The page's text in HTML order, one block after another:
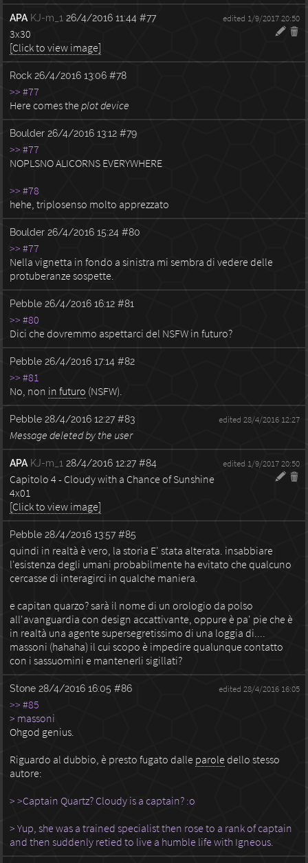
APA KJ-m_1 26/4/2016 11:44 #77 edited 1/9/2017 20:50
3x30
[Click to view image]
Rock 26/4/2016 13:06 #78
>> #77
Here comes theplot device
Boulder 26/4/2016 13:12 #79
>> #77
NOPLSNO ALICORNS EVERYWHERE
>> #78
hehe, triplosenso molto apprezzato
Boulder 26/4/2016 15:24 #80
>> #77
Nella vignetta in fondo a sinistra mi sembra di vedere delle
protuberanze sospette.
Pebble 26/4/2016 16:12 #81
>> #80
Dici che dovremmo aspettarci del NSFW in futuro?
Pebble 26/4/2016 17:14 #82
>> #81
No, non in futuro (NSFW).
Pebble 28/4/2016 12:27 #83 edited 28/4/2016 12:27
Message deleted by the user
APA KJ-m_1 28/4/2016 12:27 #84 edited 1/9/2017 20:50
Capitolo 4 - Cloudy with a Chance of Sunshine
4x01
[Click to view image]
Pebble 28/4/2016 13:57 #85
quindi in realtà è vero, la storia E' stata alterata. insabbiare
l'esistenza degli umani probabilmente ha evitato che qualcuno
cercasse di interagirci in qualche maniera.
e capitan quarzo? sarà il nome di un orologio da polso
all'avanguardia con design accattivante, oppure è pa' pie che è
in realtà una agente supersegretissimo di una loggia di....
massoni (hahaha) il cui scopo è impedire qualunque contatto
con i sassuomini e mantenerli sigillati?
Stone 28/4/2016 16:05 #86 edited 28/4/2016 16:05
>> #85
> massoni
Ohgod genius.
Riguardo al dubbio, è presto fugato dalle paroledello stesso
autore:
> >Captain Quartz? Cloudy is a captain? :o
> Yup, she was a trained specialist then rose to a rank of captain
and then suddenly retied to live a humble life with Igneous.